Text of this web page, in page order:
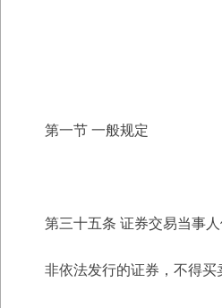
第一节 一般规定
第三十五条 证券交易当事
非依法发行的证券，不得买